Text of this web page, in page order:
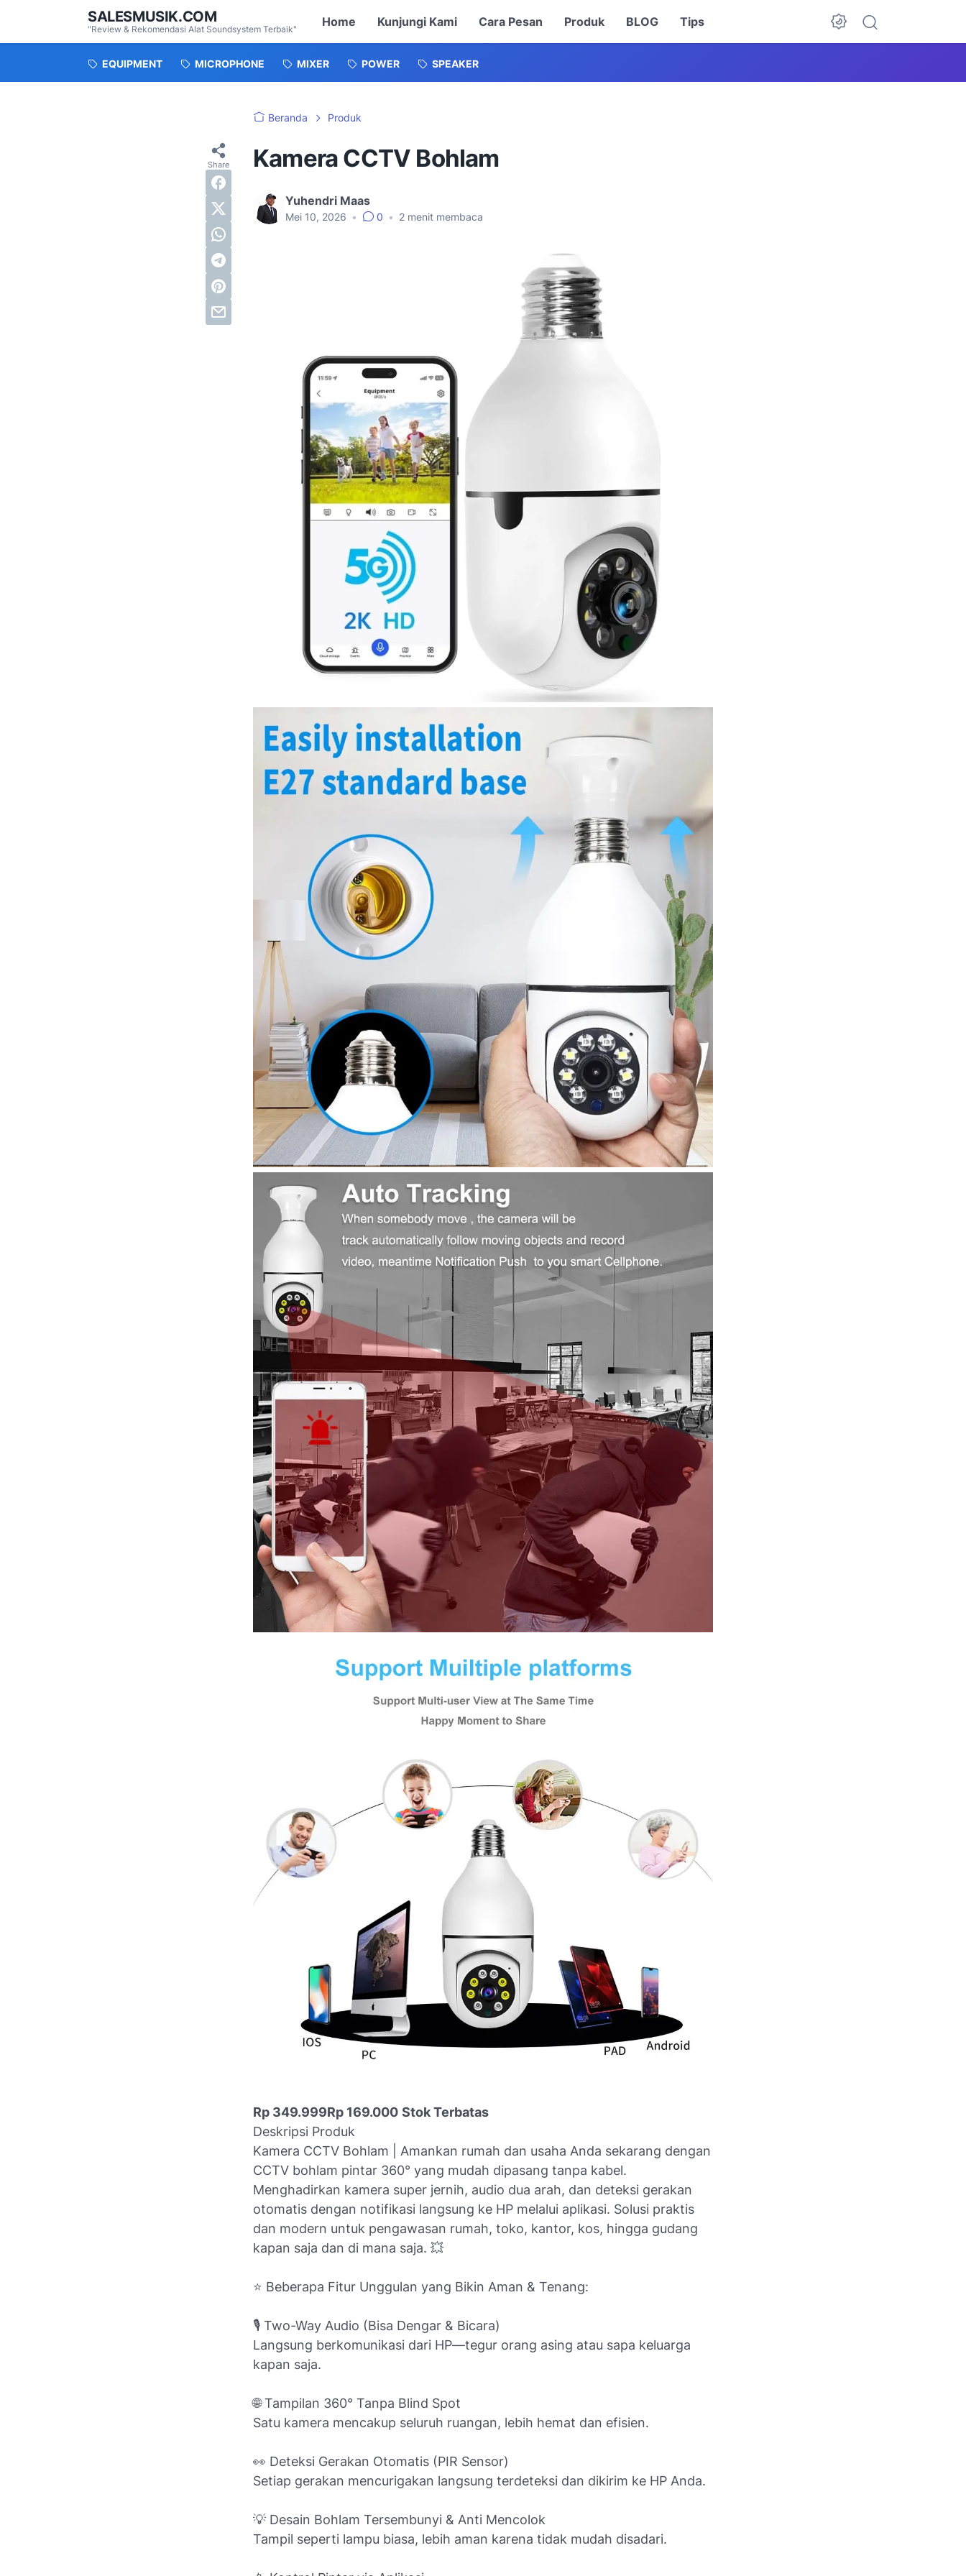
SALESMUSIK.COM
"Review & Rekomendasi Alat Soundsystem Terbaik"
Home Kunjungi Kami Cara Pesan Produk BLOG Tips
Dark Mode
EQUIPMENT MICROPHONE MIXER POWER SPEAKER
Beranda Produk
Kamera CCTV Bohlam
Yuhendri Maas
Mei 10, 2026 • 0 • 2 menit membaca
Rp 349.999Rp 169.000 Stok Terbatas
Deskripsi Produk
Kamera CCTV Bohlam | Amankan rumah dan usaha Anda sekarang dengan
CCTV bohlam pintar 360° yang mudah dipasang tanpa kabel.
Menghadirkan kamera super jernih, audio dua arah, dan deteksi gerakan
otomatis dengan notifikasi langsung ke HP melalui aplikasi. Solusi praktis
dan modern untuk pengawasan rumah, toko, kantor, kos, hingga gudang
kapan saja dan di mana saja. 💥
⭐ Beberapa Fitur Unggulan yang Bikin Aman & Tenang:
🎙️ Two-Way Audio (Bisa Dengar & Bicara)
Langsung berkomunikasi dari HP—tegur orang asing atau sapa keluarga
kapan saja.
🌐 Tampilan 360° Tanpa Blind Spot
Satu kamera mencakup seluruh ruangan, lebih hemat dan efisien.
👀 Deteksi Gerakan Otomatis (PIR Sensor)
Setiap gerakan mencurigakan langsung terdeteksi dan dikirim ke HP Anda.
💡 Desain Bohlam Tersembunyi & Anti Mencolok
Tampil seperti lampu biasa, lebih aman karena tidak mudah disadari.